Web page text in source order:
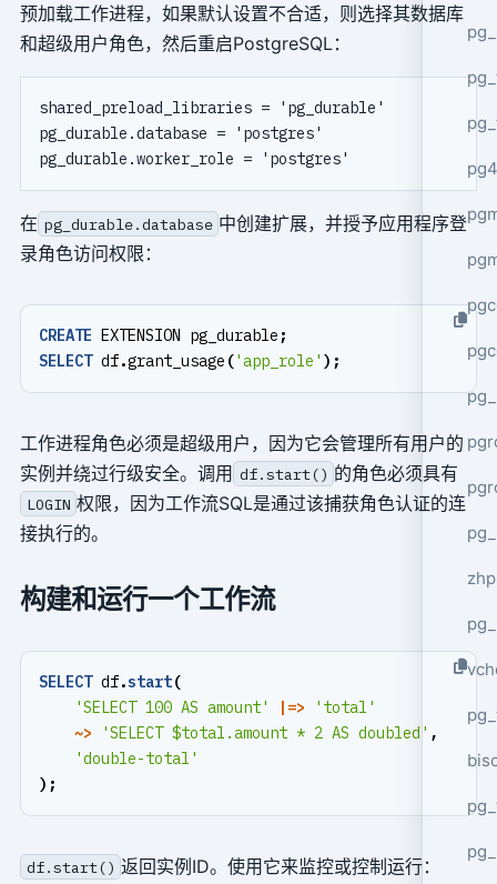
预加载工作进程，如果默认设置不合适，则选择其数据库
和超级用户角色，然后重启PostgreSQL：
shared_preload_libraries = 'pg_durable'
pg_durable.database = 'postgres'
在 pg_durable.database 中创建扩展，并授予应用程序登
录角色访问权限：
CREATE EXTENSION pg_durable ;
SELECT df.grant_usage ('app_role' );
工作进程角色必须是超级用户，因为它会管理所有用户的
实例并绕过行级安全。调用 df.start() 的角色必须具有
LOGIN 权限，因为工作流SQL是通过该捕获角色认证的连
接执行的。
构建和运行一个工作流
SELECT df.start(
'SELECT 100 AS amount'
|=>
'total'
~>
'SELECT $total.amount * 2 AS doubled' ,
'double-total'
);
df.start() 返回实例ID。使用它来监控或控制运行：